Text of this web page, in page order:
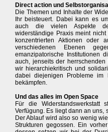
Direct action und
Die Themen und Inhalte der
Ihr beisteuert. Dabei kann es
auch die vielen Aspekte
widerständige Praxis meint
konzentrierten Aktionen oder
verschiedenen Ebenen
emanzipatorische Institutionen
auch, jenseits der
wir hierarchiekritisch und
dabei diejenigen Probleme im
bekämpfen.
Und das alles im Open Space
Für die
Verfügung. Es liegt dann an uns,
Der Ablauf wird also so wenig
Strukturen gegossen. Ein